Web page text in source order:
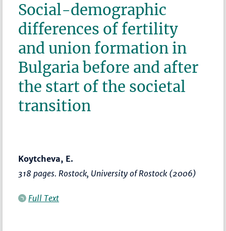
Social-demographic
differences of fertility
and union formation in
Bulgaria before and after
the start of the societal
transition
Koytcheva, E.
318 pages. Rostock, University of Rostock (2006)
Full Text